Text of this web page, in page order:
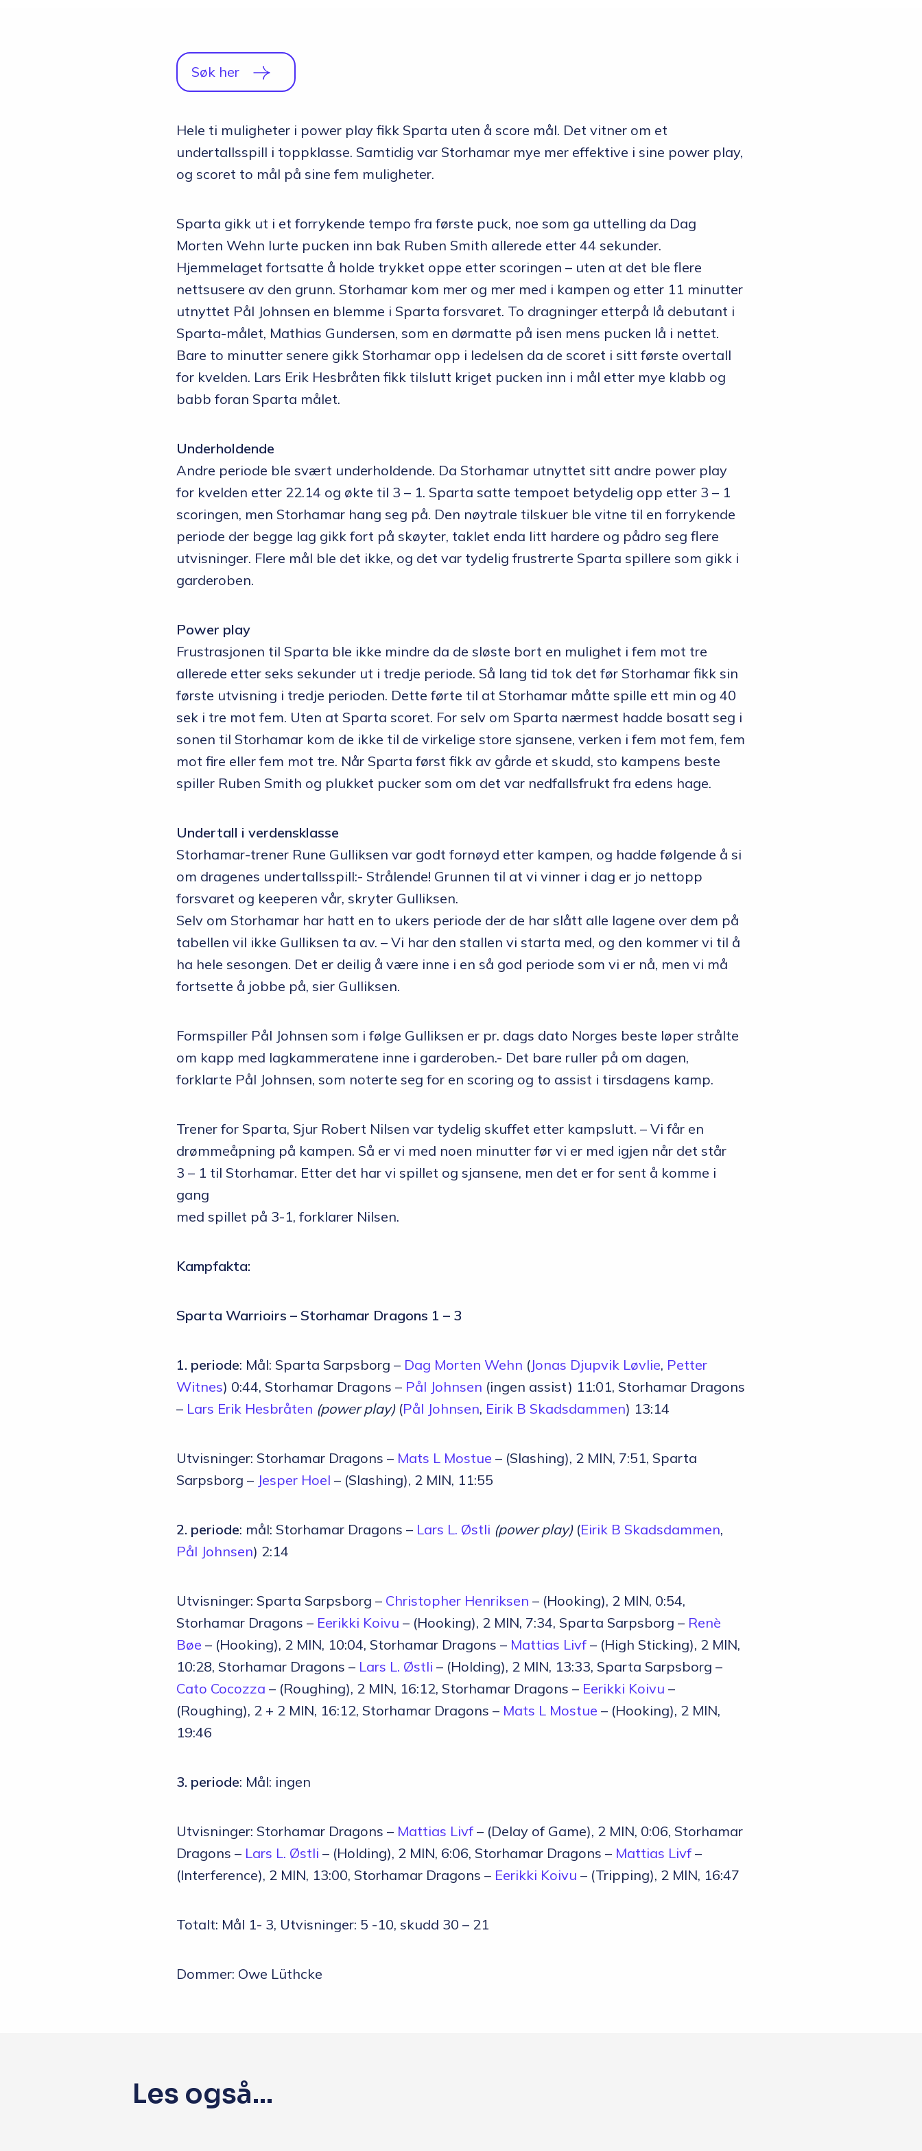
Sportsjournalistikk og idrett
Beliggenhet
Tidligere elever
Verdigrunnlag og reglement
Information in English
Miljøfyrtårn
Søk her
Hele ti muligheter i power play fikk Sparta uten å score mål. Det vitner om et
undertallsspill i toppklasse. Samtidig var Storhamar mye mer effektive i sine power play,
og scoret to mål på sine fem muligheter.
Sparta gikk ut i et forrykende tempo fra første puck, noe som ga uttelling da Dag
Morten Wehn lurte pucken inn bak Ruben Smith allerede etter 44 sekunder.
Hjemmelaget fortsatte å holde trykket oppe etter scoringen – uten at det ble flere
nettsusere av den grunn. Storhamar kom mer og mer med i kampen og etter 11 minutter
utnyttet Pål Johnsen en blemme i Sparta forsvaret. To dragninger etterpå lå debutant i
Sparta-målet, Mathias Gundersen, som en dørmatte på isen mens pucken lå i nettet.
Bare to minutter senere gikk Storhamar opp i ledelsen da de scoret i sitt første overtall
for kvelden. Lars Erik Hesbråten fikk tilslutt kriget pucken inn i mål etter mye klabb og
babb foran Sparta målet.
Underholdende
Andre periode ble svært underholdende. Da Storhamar utnyttet sitt andre power play
for kvelden etter 22.14 og økte til 3 – 1. Sparta satte tempoet betydelig opp etter 3 – 1
scoringen, men Storhamar hang seg på. Den nøytrale tilskuer ble vitne til en forrykende
periode der begge lag gikk fort på skøyter, taklet enda litt hardere og pådro seg flere
utvisninger. Flere mål ble det ikke, og det var tydelig frustrerte Sparta spillere som gikk i
garderoben.
Power play
Frustrasjonen til Sparta ble ikke mindre da de sløste bort en mulighet i fem mot tre
allerede etter seks sekunder ut i tredje periode. Så lang tid tok det før Storhamar fikk sin
første utvisning i tredje perioden. Dette førte til at Storhamar måtte spille ett min og 40
sek i tre mot fem. Uten at Sparta scoret. For selv om Sparta nærmest hadde bosatt seg i
sonen til Storhamar kom de ikke til de virkelige store sjansene, verken i fem mot fem, fem
mot fire eller fem mot tre. Når Sparta først fikk av gårde et skudd, sto kampens beste
spiller Ruben Smith og plukket pucker som om det var nedfallsfrukt fra edens hage.
Undertall i verdensklasse
Storhamar-trener Rune Gulliksen var godt fornøyd etter kampen, og hadde følgende å si
om dragenes undertallsspill:- Strålende! Grunnen til at vi vinner i dag er jo nettopp
forsvaret og keeperen vår, skryter Gulliksen.
Selv om Storhamar har hatt en to ukers periode der de har slått alle lagene over dem på
tabellen vil ikke Gulliksen ta av. – Vi har den stallen vi starta med, og den kommer vi til å
ha hele sesongen. Det er deilig å være inne i en så god periode som vi er nå, men vi må
fortsette å jobbe på, sier Gulliksen.
Formspiller Pål Johnsen som i følge Gulliksen er pr. dags dato Norges beste løper strålte
om kapp med lagkammeratene inne i garderoben.- Det bare ruller på om dagen,
forklarte Pål Johnsen, som noterte seg for en scoring og to assist i tirsdagens kamp.
Trener for Sparta, Sjur Robert Nilsen var tydelig skuffet etter kampslutt. – Vi får en
drømmeåpning på kampen. Så er vi med noen minutter før vi er med igjen når det står
3 – 1 til Storhamar. Etter det har vi spillet og sjansene, men det er for sent å komme i
gang
med spillet på 3-1, forklarer Nilsen.
Kampfakta:
Sparta Warrioirs – Storhamar Dragons 1 – 3
1. periode: Mål: Sparta Sarpsborg – Dag Morten Wehn (Jonas Djupvik Løvlie, Petter
Witnes) 0:44, Storhamar Dragons – Pål Johnsen (ingen assist) 11:01, Storhamar Dragons
– Lars Erik Hesbråten (power play)(Pål Johnsen, Eirik B Skadsdammen) 13:14
Utvisninger: Storhamar Dragons – Mats L Mostue – (Slashing), 2 MIN, 7:51, Sparta
Sarpsborg – Jesper Hoel – (Slashing), 2 MIN, 11:55
2. periode: mål: Storhamar Dragons – Lars L. Østli (power play)(Eirik B Skadsdammen,
Pål Johnsen) 2:14
Utvisninger: Sparta Sarpsborg – Christopher Henriksen – (Hooking), 2 MIN, 0:54,
Storhamar Dragons – Eerikki Koivu – (Hooking), 2 MIN, 7:34, Sparta Sarpsborg – Renè
Bøe – (Hooking), 2 MIN, 10:04, Storhamar Dragons – Mattias Livf – (High Sticking), 2 MIN,
10:28, Storhamar Dragons – Lars L. Østli – (Holding), 2 MIN, 13:33, Sparta Sarpsborg –
Cato Cocozza – (Roughing), 2 MIN, 16:12, Storhamar Dragons – Eerikki Koivu –
(Roughing), 2 + 2 MIN, 16:12, Storhamar Dragons – Mats L Mostue – (Hooking), 2 MIN,
19:46
3. periode: Mål: ingen
Utvisninger: Storhamar Dragons – Mattias Livf – (Delay of Game), 2 MIN, 0:06, Storhamar
Dragons – Lars L. Østli – (Holding), 2 MIN, 6:06, Storhamar Dragons – Mattias Livf –
(Interference), 2 MIN, 13:00, Storhamar Dragons – Eerikki Koivu – (Tripping), 2 MIN, 16:47
Totalt: Mål 1- 3, Utvisninger: 5 -10, skudd 30 – 21
Dommer: Owe Lüthcke
Les også...